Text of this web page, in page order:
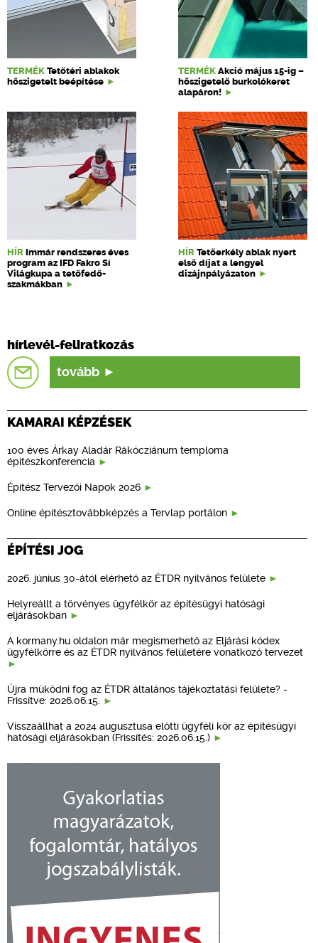
TERMÉK Tetőtéri ablakok
hőszigetelt beépítése
TERMÉK Akció május 15-ig –
hőszigetelő burkolókeret
alapáron!
HÍR Immár rendszeres éves
program az IFD Fakro Sí
Világkupa a tetőfedő-
szakmákban
HÍR Tetőerkély ablak nyert
első díjat a lengyel
dizájnpályázaton
hírlevél-feliratkozás
tovább
KAMARAI KÉPZÉSEK
100 éves Árkay Aladár Rákócziánum temploma
építészkonferencia
Építész Tervezői Napok 2026
Online építésztovábbképzés a Tervlap portálon
ÉPÍTÉSI JOG
2026. június 30-ától elérhető az ÉTDR nyilvános felülete
Helyreállt a törvényes ügyfélkör az építésügyi hatósági
eljárásokban
A kormany.hu oldalon már megismerhető az Eljárási kódex
ügyfélkörre és az ÉTDR nyilvános felületére vonatkozó tervezet
Újra működni fog az ÉTDR általános tájékoztatási felülete? -
Frissítve: 2026.06.15.
Visszaállhat a 2024 augusztusa előtti ügyféli kör az építésügyi
hatósági eljárásokban (Frissítés: 2026.06.15.)